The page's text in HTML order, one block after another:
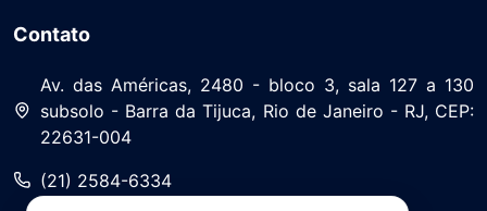
Contato
Av. das Américas, 2480 - bloco 3, sala 127 a 130
subsolo - Barra da Tijuca, Rio de Janeiro - RJ, CEP:
22631-004
(21) 2584-6334